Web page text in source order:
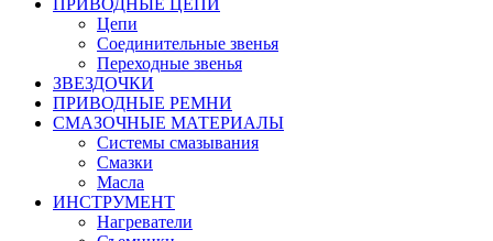
ПРИВОДНЫЕ ЦЕПИ
Цепи
Соединительные звенья
Переходные звенья
ЗВЕЗДОЧКИ
ПРИВОДНЫЕ РЕМНИ
СМАЗОЧНЫЕ МАТЕРИАЛЫ
Системы смазывания
Смазки
Масла
ИНСТРУМЕНТ
Нагреватели